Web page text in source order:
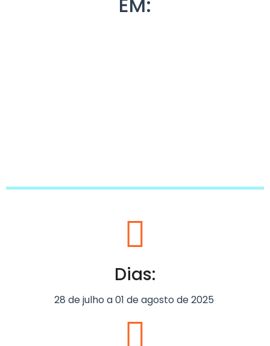
Dias:
28 de julho a 01 de agosto de 2025 ​